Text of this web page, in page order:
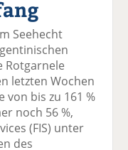
el
a
uf
F
ac
e
b
o
o
k
wi
tt
er
n
uf
Li
n
k
e
di
n
ai
l
v
er
n
Seehecht
Rotgarnele
letzten Wochen
von bis zu 161 %
noch 56 %,
(FIS) unter
des